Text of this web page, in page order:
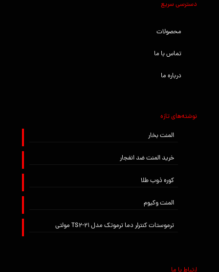
دسترسی سریع
محصولات
تماس با ما
درباره ما
نوشته‌های تازه
المنت بخار
خرید المنت ضد انفجار
کوره ذوب طلا
المنت وکیوم
ترموستات کنترلر دما ترموتک مدل TS2-21 مولتی